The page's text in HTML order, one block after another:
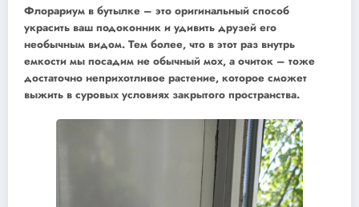
Флорариум в бутылке – это оригинальный способ
украсить ваш подоконник и удивить друзей его
необычным видом. Тем более, что в этот раз внутрь
емкости мы посадим не обычный мох, а очиток – тоже
достаточно неприхотливое растение, которое сможет
выжить в суровых условиях закрытого пространства.